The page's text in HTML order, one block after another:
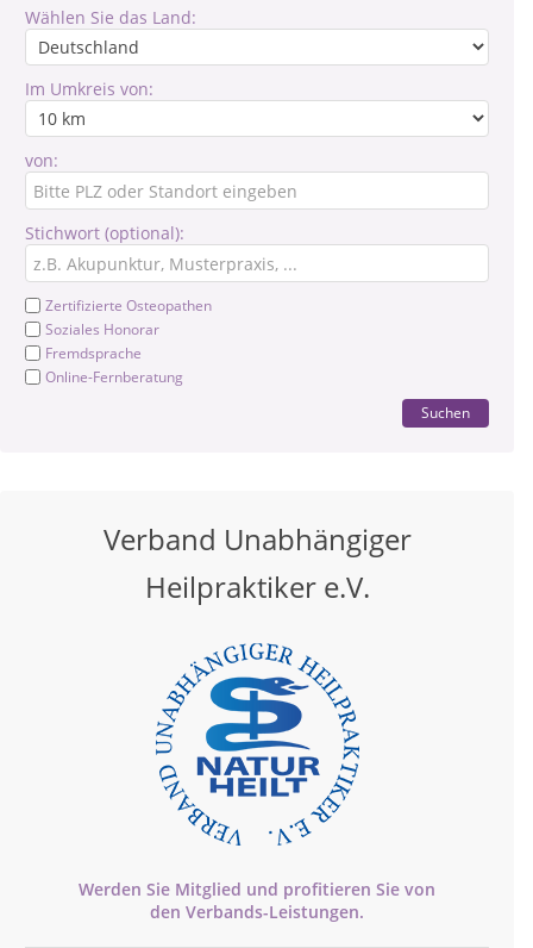
Wählen Sie das Land:
Im Umkreis von:
von:
Stichwort (optional):
Zertifizierte Osteopathen
Soziales Honorar
Fremdsprache
Online-Fernberatung
Suchen
Verband Unabhängiger
Heilpraktiker e.V.
Werden Sie Mitglied und profitieren Sie von
den Verbands-Leistungen.